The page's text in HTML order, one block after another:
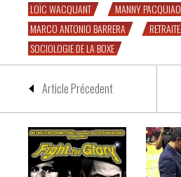
LOÏC WACQUANT
MANNY PACQUIAO
MARCO ANTONIO BARRERA
RETRAITE
SOCIOLOGIE DE LA BOXE
Article Précedent